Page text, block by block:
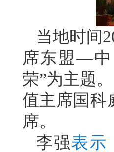
当地时间
席东盟—
荣”为主题
值主席国科
席。
李强表示